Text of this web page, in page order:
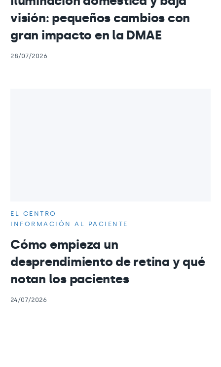
visión: pequeños cambios con
gran impacto en la DMAE
28/07/2026
EL CENTRO
INFORMACIÓN AL PACIENTE
Cómo empieza un
desprendimiento de retina y qué
notan los pacientes
24/07/2026